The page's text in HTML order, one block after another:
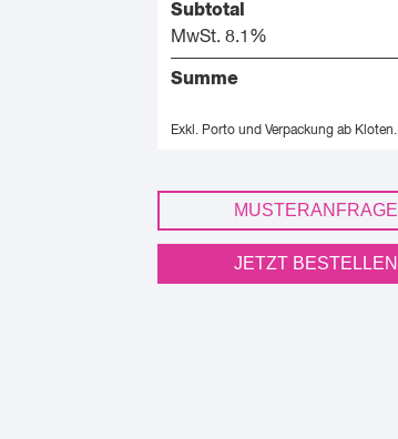
Subtotal
MwSt. 8.1%
Summe
Exkl. Porto und Verpackung ab Kloten.
MUSTERANFRAGE
JETZT BESTELLEN